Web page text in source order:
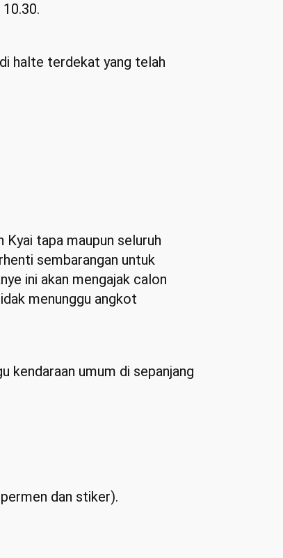
halte terdekat yang telah
tapa maupun seluruh
sembarangan untuk
ini akan mengajak calon
menunggu angkot
kendaraan umum di sepanjang
dan stiker).